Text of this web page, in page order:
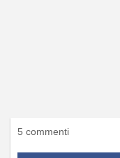
5 commenti